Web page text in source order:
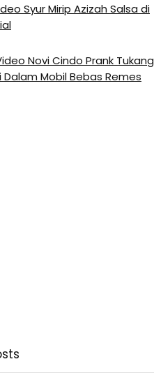
Syur Mirip Azizah Salsa di
Novi Cindo Prank Tukang
Mobil Bebas Remes